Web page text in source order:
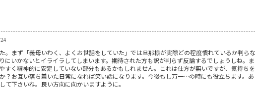
。まず「義母いわく、よくお世話をしていた」では旦那様が実際どの程度慣れているか判ら
にいかないとイライラしてしまいます。期待された方も訳が判らず反論するでしょうしね。
すく精神的に安定していない部分もあるかもしれません。これは仕方が無いですが、気持ち
？お互い落ち着いた日常になれば笑い話になります。今後もし万一…の時にも役立ちます。
て下さいね。良い方向に向かいますように。